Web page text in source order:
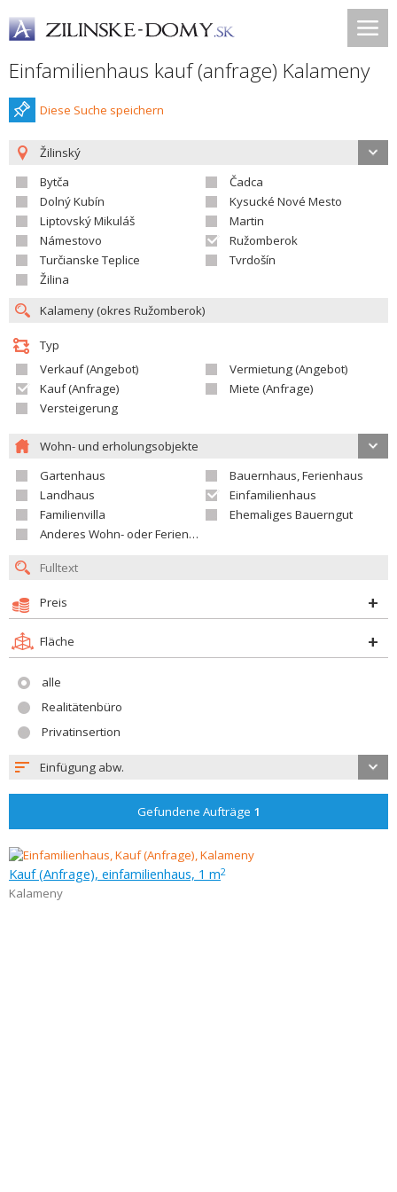
Einfamilienhaus kauf (anfrage) Kalameny
Diese Suche speichern
Žilinský
Bytča
Čadca
Dolný Kubín
Kysucké Nové Mesto
Liptovský Mikuláš
Martin
Námestovo
Ružomberok
Turčianske Teplice
Tvrdošín
Žilina
Typ
Verkauf (Angebot)
Vermietung (Angebot)
Kauf (Anfrage)
Miete (Anfrage)
Versteigerung
Wohn- und erholungsobjekte
Gartenhaus
Bauernhaus, Ferienhaus
Landhaus
Einfamilienhaus
Familienvilla
Ehemaliges Bauerngut
Anderes Wohn- oder Ferienobjekt
Preis
Fläche
alle
Realitätenbüro
Privatinsertion
Einfügung abw.
Gefundene Aufträge 1
Kauf (Anfrage), einfamilienhaus, 1 m2
Kalameny